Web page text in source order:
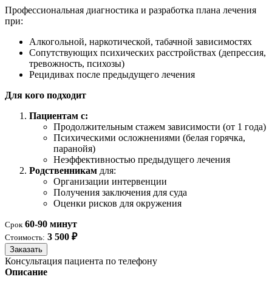
Профессиональная диагностика и разработка плана лечения
при:
Алкогольной, наркотической, табачной зависимостях
Сопутствующих психических расстройствах (депрессия,
тревожность, психозы)
Рецидивах после предыдущего лечения
Для кого подходит
Пациентам с:
Продолжительным стажем зависимости (от 1 года)
Психическими осложнениями (белая горячка,
паранойя)
Неэффективностью предыдущего лечения
Родственникам для:
Организации интервенции
Получения заключения для суда
Оценки рисков для окружения
Срок 60-90 минут
Стоимость: 3 500 ₽
Заказать
Консультация пациента по телефону
Описание